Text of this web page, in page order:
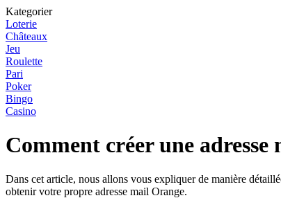
Kategorier
Loterie
Châteaux
Jeu
Roulette
Pari
Poker
Bingo
Casino
Comment créer une
Dans cet article, nous allons vous expliquer de manière
obtenir votre propre adresse mail Orange.